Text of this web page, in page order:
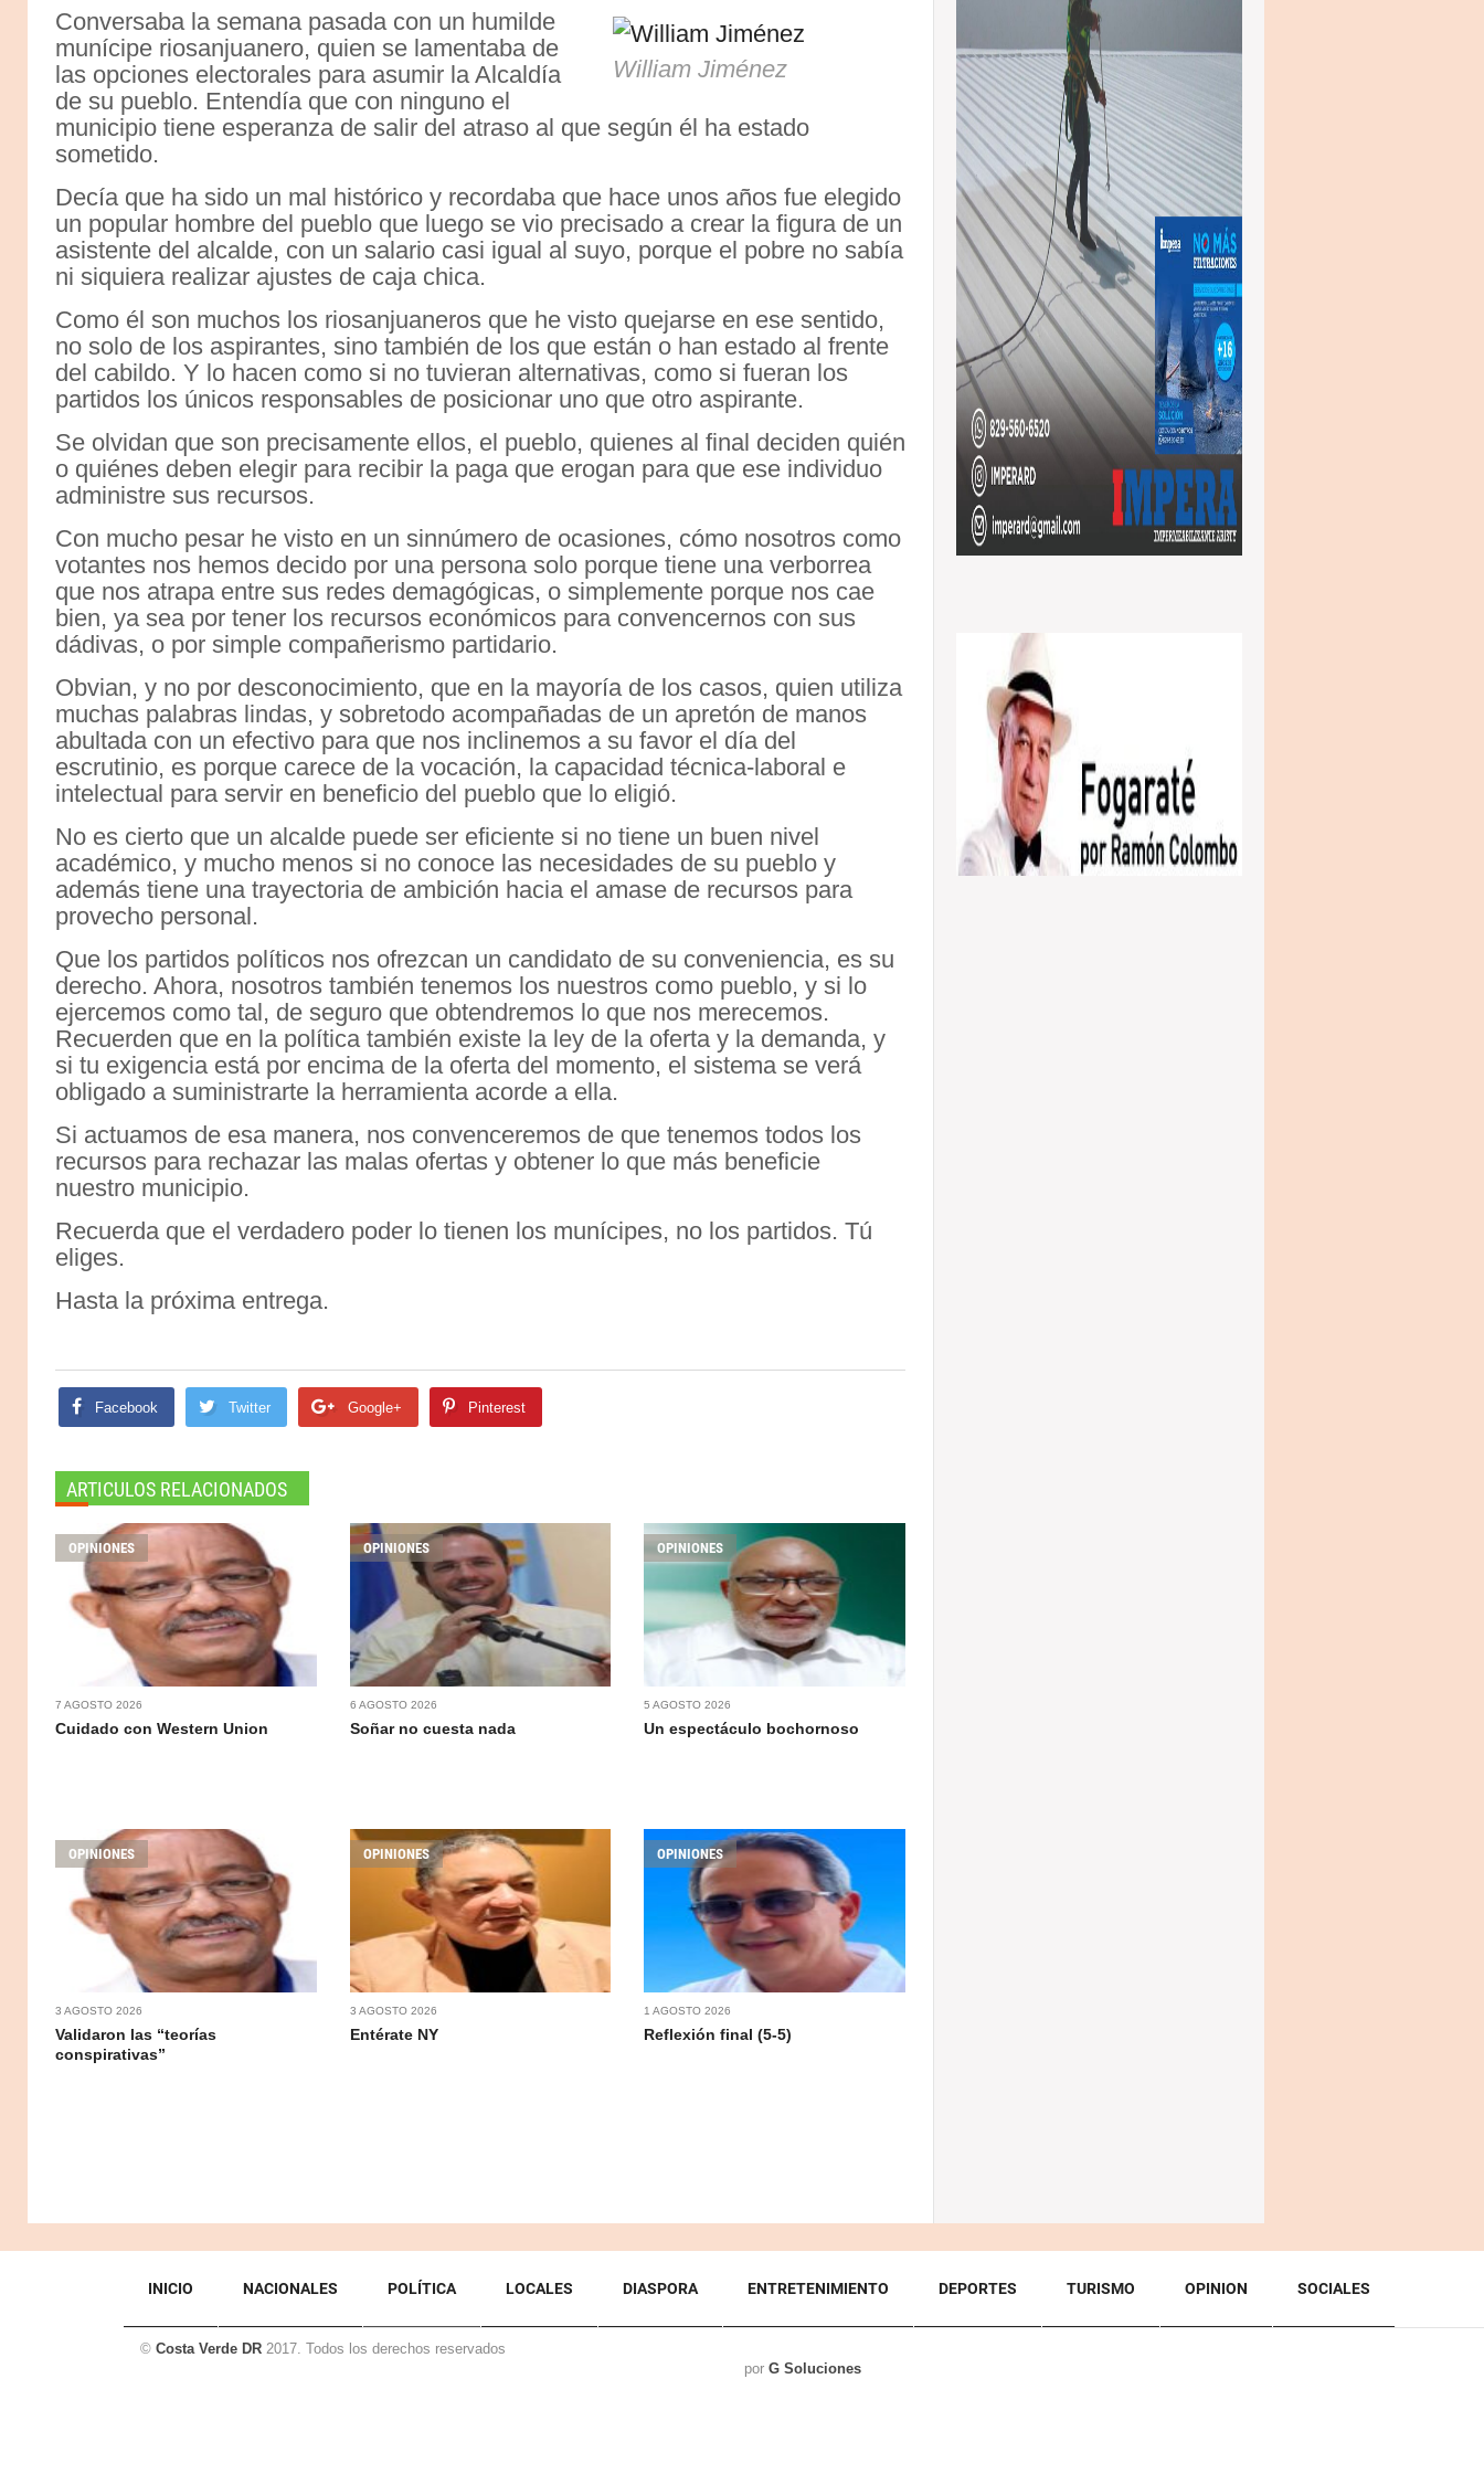
William Jiménez
Conversaba la semana pasada con un humilde
munícipe riosanjuanero, quien se lamentaba de
las opciones electorales para asumir la Alcaldía
de su pueblo. Entendía que con ninguno el
municipio tiene esperanza de salir del atraso al que según él ha estado
sometido.
Decía que ha sido un mal histórico y recordaba que hace unos años fue elegido
un popular hombre del pueblo que luego se vio precisado a crear la figura de un
asistente del alcalde, con un salario casi igual al suyo, porque el pobre no sabía
ni siquiera realizar ajustes de caja chica.
Como él son muchos los riosanjuaneros que he visto quejarse en ese sentido,
no solo de los aspirantes, sino también de los que están o han estado al frente
del cabildo. Y lo hacen como si no tuvieran alternativas, como si fueran los
partidos los únicos responsables de posicionar uno que otro aspirante.
Se olvidan que son precisamente ellos, el pueblo, quienes al final deciden quién
o quiénes deben elegir para recibir la paga que erogan para que ese individuo
administre sus recursos.
Con mucho pesar he visto en un sinnúmero de ocasiones, cómo nosotros como
votantes nos hemos decido por una persona solo porque tiene una verborrea
que nos atrapa entre sus redes demagógicas, o simplemente porque nos cae
bien, ya sea por tener los recursos económicos para convencernos con sus
dádivas, o por simple compañerismo partidario.
Obvian, y no por desconocimiento, que en la mayoría de los casos, quien utiliza
muchas palabras lindas, y sobretodo acompañadas de un apretón de manos
abultada con un efectivo para que nos inclinemos a su favor el día del
escrutinio, es porque carece de la vocación, la capacidad técnica-laboral e
intelectual para servir en beneficio del pueblo que lo eligió.
No es cierto que un alcalde puede ser eficiente si no tiene un buen nivel
académico, y mucho menos si no conoce las necesidades de su pueblo y
además tiene una trayectoria de ambición hacia el amase de recursos para
provecho personal.
Que los partidos políticos nos ofrezcan un candidato de su conveniencia, es su
derecho. Ahora, nosotros también tenemos los nuestros como pueblo, y si lo
ejercemos como tal, de seguro que obtendremos lo que nos merecemos.
Recuerden que en la política también existe la ley de la oferta y la demanda, y
si tu exigencia está por encima de la oferta del momento, el sistema se verá
obligado a suministrarte la herramienta acorde a ella.
Si actuamos de esa manera, nos convenceremos de que tenemos todos los
recursos para rechazar las malas ofertas y obtener lo que más beneficie
nuestro municipio.
Recuerda que el verdadero poder lo tienen los munícipes, no los partidos. Tú
eliges.
Hasta la próxima entrega.
Facebook Twitter Google+ Pinterest
ARTICULOS RELACIONADOS
OPINIONES
7 AGOSTO 2026
Cuidado con Western Union
OPINIONES
6 AGOSTO 2026
Soñar no cuesta nada
OPINIONES
5 AGOSTO 2026
Un espectáculo bochornoso
OPINIONES
3 AGOSTO 2026
Validaron las “teorías
conspirativas”
OPINIONES
3 AGOSTO 2026
Entérate NY
OPINIONES
1 AGOSTO 2026
Reflexión final (5-5)
INICIO NACIONALES POLÍTICA LOCALES DIASPORA ENTRETENIMIENTO DEPORTES TURISMO OPINION SOCIALES
© Costa Verde DR 2017. Todos los derechos reservados
por G Soluciones